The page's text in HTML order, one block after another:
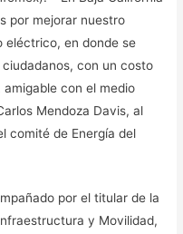
por mejorar nuestro
eléctrico, en donde se
con un costo
con el medio
Mendoza Davis, al
comité de Energía del
por el titular de la
y Movilidad,